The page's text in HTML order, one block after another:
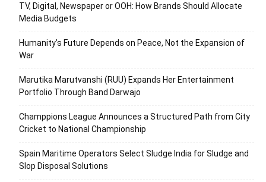
TV, Digital, Newspaper or OOH: How Brands Should Allocate
Media Budgets
Humanity’s Future Depends on Peace, Not the Expansion of
War
Marutika Marutvanshi (RUU) Expands Her Entertainment
Portfolio Through Band Darwajo
Champpions League Announces a Structured Path from City
Cricket to National Championship
Spain Maritime Operators Select Sludge India for Sludge and
Slop Disposal Solutions